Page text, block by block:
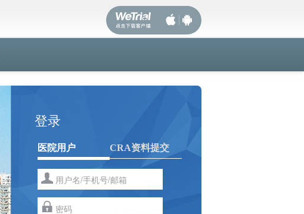
登录
医院用户 CRA资料提交